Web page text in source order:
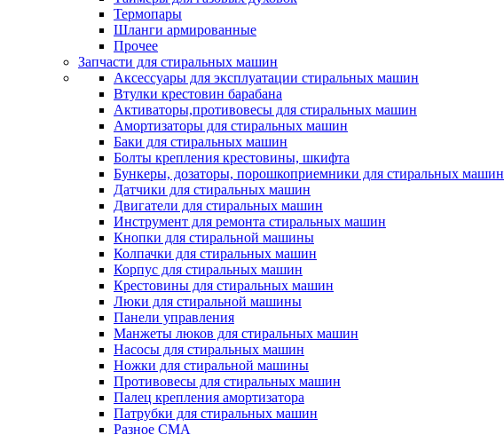
Термопары
Шланги армированные
Прочее
Запчасти для стиральных машин
Аксессуары для эксплуатации стиральных машин
Втулки крестовин барабана
Активаторы,противовесы для стиральных машин
Амортизаторы для стиральных машин
Баки для стиральных машин
Болты крепления крестовины, шкифта
Бункеры, дозаторы, порошкоприемники для стиральных машин
Датчики для стиральных машин
Двигатели для стиральных машин
Инструмент для ремонта стиральных машин
Кнопки для стиральной машины
Колпачки для стиральных машин
Корпус для стиральных машин
Крестовины для стиральных машин
Люки для стиральной машины
Панели управления
Манжеты люков для стиральных машин
Насосы для стиральных машин
Ножки для стиральной машины
Противовесы для стиральных машин
Палец крепления амортизатора
Патрубки для стиральных машин
Разное СМА